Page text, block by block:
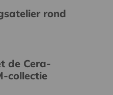
rond
de Cera-
collectie